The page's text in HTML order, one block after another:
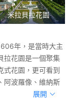
米拉貝拉花園
年，是當時大主
拉花園是一個聚集
式花園，更可看到
阿波羅像、維納斯
展開